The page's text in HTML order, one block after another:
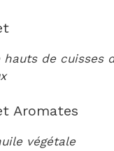
hauts de cuisses
Aromates
végétale